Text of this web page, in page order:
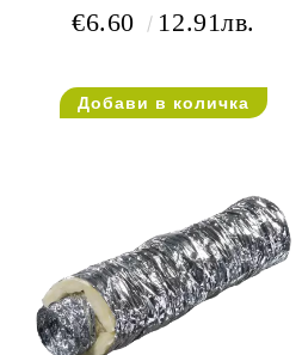
€6.60 12.91лв.